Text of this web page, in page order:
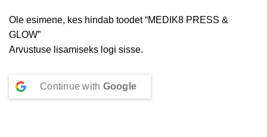
Ole esimene, kes hindab toodet “MEDIK8 PRESS &
GLOW”
Arvustuse lisamiseks logi sisse.
Continue with Google